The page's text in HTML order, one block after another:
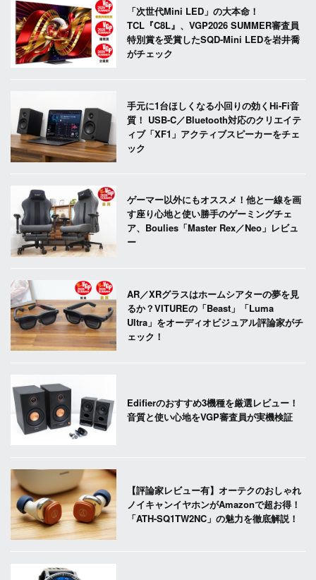
「次世代Mini LED」の大本命！
TCL『C8L』、VGP2026 SUMMER審査員
特別賞を受賞したSQD-Mini LEDを岩井喬
がチェック
手元に1台ほしくなる小回りの効くHi-Fi音
質！ USB-C／Bluetooth対応のクリエイテ
ィブ「XF1」アクティブスピーカーをチェ
ック
ゲーマー以外にもオススメ！他と一線を画
す座り心地と使い勝手のゲーミングチェ
ア、Boulies「Master Rex／Neo」レビュ
ー
AR／XRグラスはホームシアターの夢を見
るか？VITUREの「Beast」「Luma
Ultra」をオーディオビジュアル評論家がチ
ェック！
Edifierのおすすめ3機種を厳選レビュー！
音質と使い心地をVGP審査員が実機検証
【評論家レビュー有】オーテクのおしゃれ
ノイキャンイヤホンがAmazonで超お得！
「ATH-SQ1TW2NC」の魅力を徹底解説！